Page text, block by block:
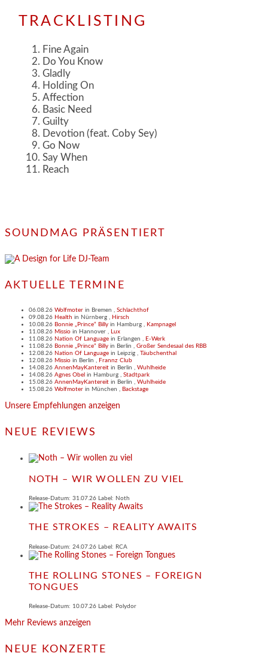
TRACKLISTING
Fine Again
Do You Know
Gladly
Holding On
Affection
Basic Need
Guilty
Devotion (feat. Coby Sey)
Go Now
Say When
Reach
SOUNDMAG PRÄSENTIERT
AKTUELLE TERMINE
06.08.26 Wolfmoter in Bremen , Schlachthof
09.08.26 Health in Nürnberg , Hirsch
10.08.26 Bonnie „Prince“ Billy in Hamburg , Kampnagel
11.08.26 Missio in Hannover , Lux
11.08.26 Nation Of Language in Erlangen , E-Werk
11.08.26 Bonnie „Prince“ Billy in Berlin , Großer Sendesaal des RBB
12.08.26 Nation Of Language in Leipzig , Täubchenthal
12.08.26 Missio in Berlin , Frannz Club
14.08.26 AnnenMayKantereit in Berlin , Wuhlheide
14.08.26 Agnes Obel in Hamburg , Stadtpark
15.08.26 AnnenMayKantereit in Berlin , Wuhlheide
15.08.26 Wolfmoter in München , Backstage
Unsere Empfehlungen anzeigen
NEUE REVIEWS
NOTH – WIR WOLLEN ZU VIEL
Release-Datum: 31.07.26 Label: Noth
THE STROKES – REALITY AWAITS
Release-Datum: 24.07.26 Label: RCA
THE ROLLING STONES – FOREIGN
TONGUES
Release-Datum: 10.07.26 Label: Polydor
Mehr Reviews anzeigen
NEUE KONZERTE